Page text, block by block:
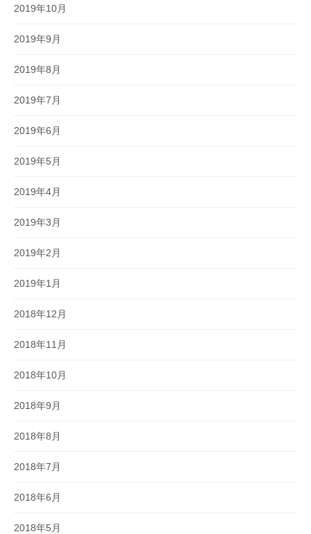
2019年10月
2019年9月
2019年8月
2019年7月
2019年6月
2019年5月
2019年4月
2019年3月
2019年2月
2019年1月
2018年12月
2018年11月
2018年10月
2018年9月
2018年8月
2018年7月
2018年6月
2018年5月